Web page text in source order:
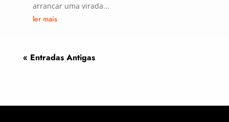
arrancar uma virada...
ler mais
« Entradas Antigas